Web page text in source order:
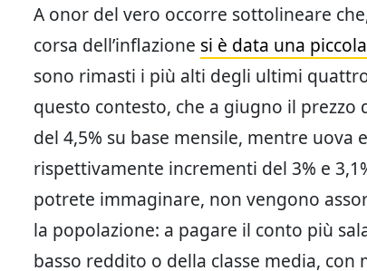
A onor del vero occorre sottolineare
corsa dell’inflazione si è data una
sono rimasti i più alti degli ultimi
questo contesto, che a giugno il
del 4,5% su base mensile, mentre uova
rispettivamente incrementi del 3% e
potrete immaginare, non vengono
la popolazione: a pagare il conto più
basso reddito o della classe media,